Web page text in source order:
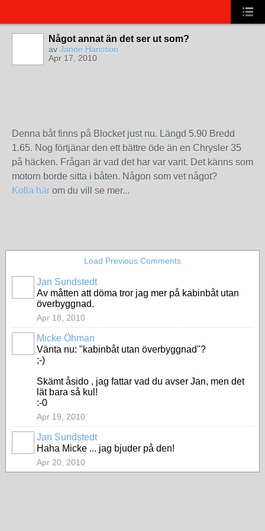
Något annat än det ser ut som?
av Janne Hansson
Apr 17, 2010
Denna båt finns på Blocket just nu. Längd 5.90 Bredd
1.65. Nog förtjänar den ett bättre öde än en Chrysler 35
på häcken. Frågan är vad det har var varit. Det känns som
motorn borde sitta i båten. Någon som vet något?
Kolla här om du vill se mer...
Load Previous Comments
Jan Sundstedt
Av måtten att döma tror jag mer på kabinbåt utan
överbyggnad.
Apr 18, 2010
Micke Öhman
Vänta nu: "kabinbåt utan överbyggnad"?
;-)
Skämt åsido , jag fattar vad du avser Jan, men det
lät bara så kul!
:-0
Apr 19, 2010
Jan Sundstedt
Haha Micke ... jag bjuder på den!
Apr 20, 2010